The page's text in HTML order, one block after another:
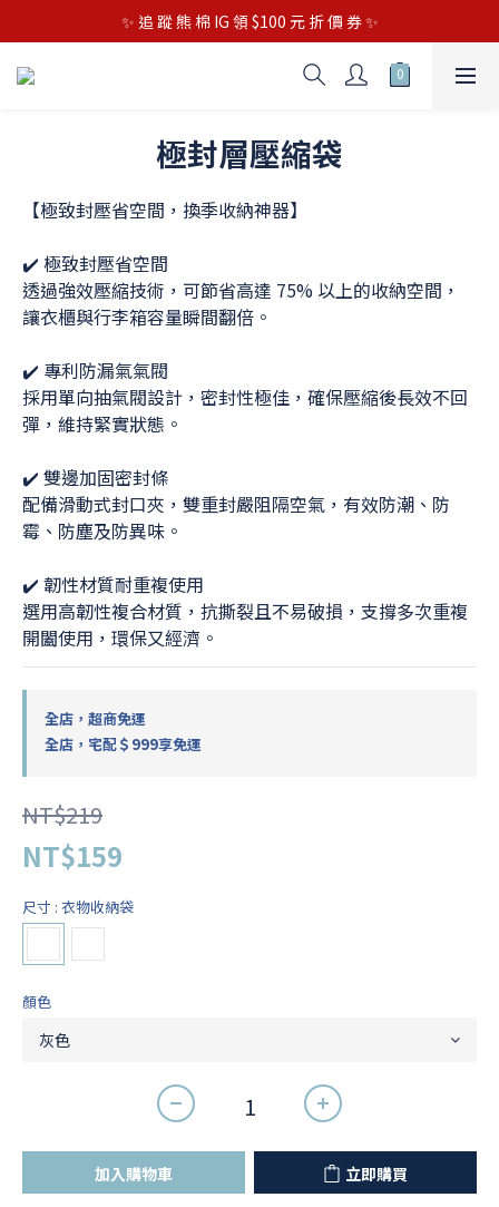
✨ 追 蹤 熊 棉 IG 領 $100 元 折 價 券 ✨
極封層壓縮袋
【極致封壓省空間，換季收納神器】
✔️ 極致封壓省空間
透過強效壓縮技術，可節省高達 75% 以上的收納空間，
讓衣櫃與行李箱容量瞬間翻倍。
✔️ 專利防漏氣氣閥
採用單向抽氣閥設計，密封性極佳，確保壓縮後長效不回
彈，維持緊實狀態。
✔️ 雙邊加固密封條
配備滑動式封口夾，雙重封嚴阻隔空氣，有效防潮、防
霉、防塵及防異味。
✔️ 韌性材質耐重複使用
選用高韌性複合材質，抗撕裂且不易破損，支撐多次重複
開闔使用，環保又經濟。
全店，超商免運
全店，宅配＄999享免運
NT$219
NT$159
尺寸 : 衣物收納袋
顏色
加入購物車 立即購買